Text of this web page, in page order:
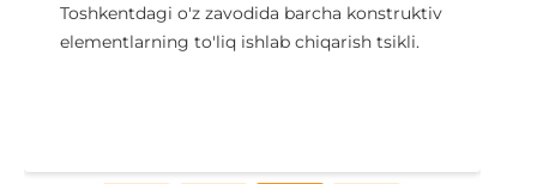
Toshkentdagi o'z zavodida barcha konstruktiv
elementlarning to'liq ishlab chiqarish tsikli.